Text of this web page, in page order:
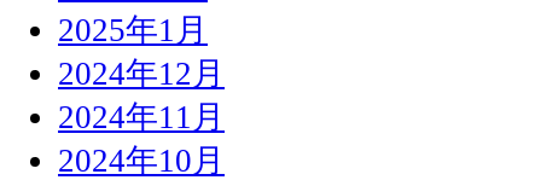
2025年1月
2024年12月
2024年11月
2024年10月